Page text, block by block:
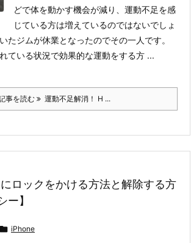
どで体を動かす機会が減り、運動不足を感
じている方は増えているのではないでしょ
たジムが休業となったのでその一人です。
ている状況で効果的な運動をする方 ...
事を読む 運動不足解消！ H ...
ロックをかける方法と解除する方
ー】
 iPhone